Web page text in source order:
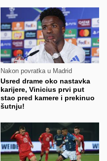
Nakon povratka u Madrid
Usred drame oko nastavka
karijere, Vinicius prvi put
stao pred kamere i prekinuo
šutnju!